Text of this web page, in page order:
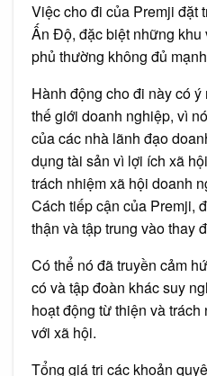
Việc cho đi của Premji đặt
Ấn Độ, đặc biệt những
phủ thường không đủ
Hành động cho đi này có
thế giới doanh nghiệp, vì
của các nhà lãnh đạo
dụng tài sản vì lợi ích xã
trách nhiệm xã hội doanh
Cách tiếp cận của Premji,
thận và tập trung vào thay
Có thể nó đã truyền cảm
có và tập đoàn khác suy
hoạt động từ thiện và
với xã hội.
Tổng giá trị các khoản